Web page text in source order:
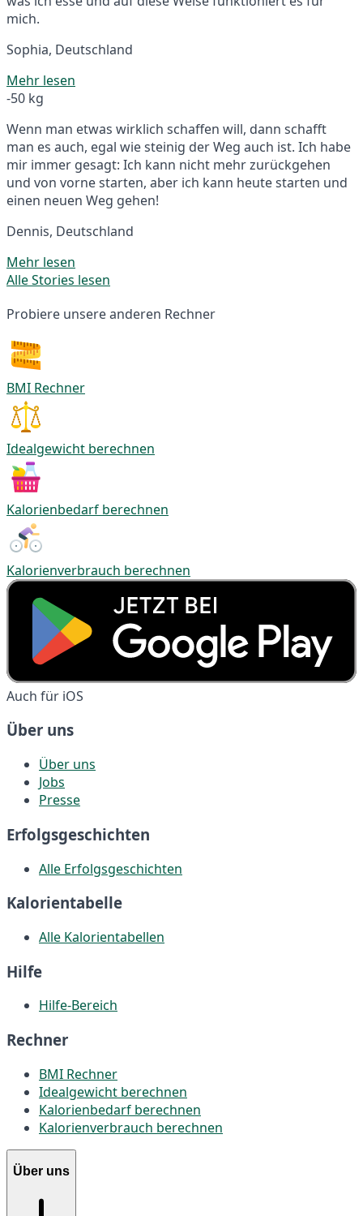
mich.
Sophia, Deutschland
Mehr lesen
-50 kg
Wenn man etwas wirklich schaffen will, dann schafft
man es auch, egal wie steinig der Weg auch ist. Ich habe
mir immer gesagt: Ich kann nicht mehr zurückgehen
und von vorne starten, aber ich kann heute starten und
einen neuen Weg gehen!
Dennis, Deutschland
Mehr lesen
Alle Stories lesen
Probiere unsere anderen Rechner
BMI Rechner
Idealgewicht berechnen
Kalorienbedarf berechnen
Kalorienverbrauch berechnen
Auch für iOS
Über uns
Über uns
Jobs
Presse
Erfolgsgeschichten
Alle Erfolgsgeschichten
Kalorientabelle
Alle Kalorientabellen
Hilfe
Hilfe-Bereich
Rechner
BMI Rechner
Idealgewicht berechnen
Kalorienbedarf berechnen
Kalorienverbrauch berechnen
Über uns